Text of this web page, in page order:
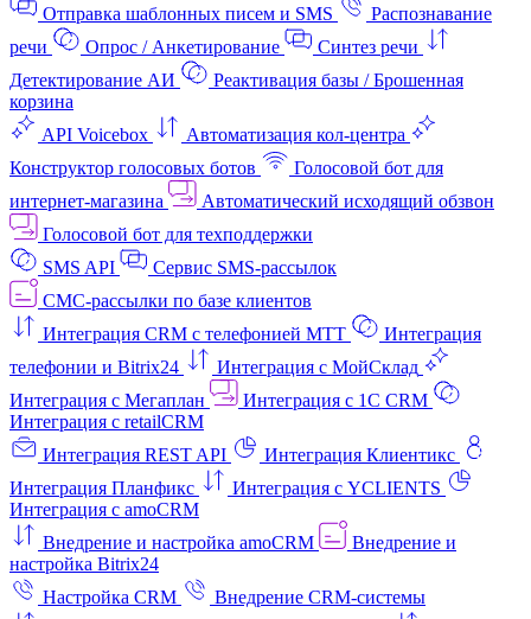
Отправка шаблонных писем и SMS
Распознавание
речи
Опрос / Анкетирование
Синтез речи
Детектирование АИ
Реактивация базы / Брошенная
корзина
API Voicebox
Автоматизация кол‑центра
Конструктор голосовых ботов
Голосовой бот для
интернет‑магазина
Автоматический исходящий обзвон
Голосовой бот для техподдержки
SMS API
Сервис SMS-рассылок
СМС-рассылки по базе клиентов
Интеграция CRM с телефонией МТТ
Интеграция
телефонии и Bitrix24
Интеграция с МойСклад
Интеграция с Мегаплан
Интеграция с 1C CRM
Интеграция с retailCRM
Интеграция REST API
Интеграция Клиентикс
Интеграция Планфикс
Интеграция с YCLIENTS
Интеграция с amoCRM
Внедрение и настройка amoCRM
Внедрение и
настройка Bitrix24
Настройка CRM
Внедрение CRM-системы